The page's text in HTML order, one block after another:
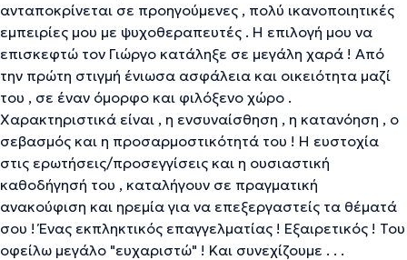
ανταποκρίνεται σε προηγούμενες , πολύ ικανοποιητικές
εμπειρίες μου με ψυχοθεραπευτές . Η επιλογή μου να
επισκεφτώ τον Γιώργο κατάληξε σε μεγάλη χαρά ! Από
την πρώτη στιγμή ένιωσα ασφάλεια και οικειότητα μαζί
του , σε έναν όμορφο και φιλόξενο χώρο .
Χαρακτηριστικά είναι , η ενσυναίσθηση , η κατανόηση , ο
σεβασμός και η προσαρμοστικότητά του ! Η ευστοχία
στις ερωτήσεις/προσεγγίσεις και η ουσιαστική
καθοδήγησή του , καταλήγουν σε πραγματική
ανακούφιση και ηρεμία για να επεξεργαστείς τα θέματά
σου ! Ένας εκπληκτικός επαγγελματίας ! Εξαιρετικός ! Του
οφείλω μεγάλο "ευχαριστώ" ! Και συνεχίζουμε . . .